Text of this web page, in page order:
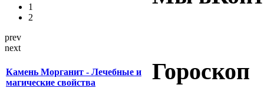
1
2
prev
next
Камень Морганит - Лечебные и
магические свойства
Гороскоп